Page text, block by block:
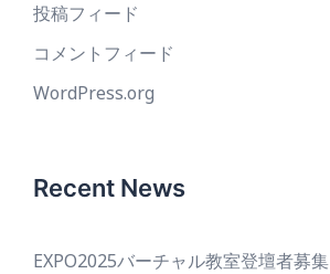
投稿フィード
コメントフィード
WordPress.org
Recent News
EXPO2025バーチャル教室登壇者募集